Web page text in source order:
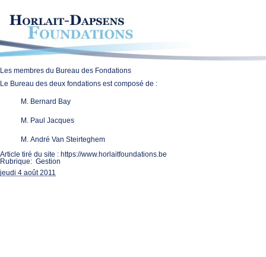
Les membres du Bureau des Fondations
Le Bureau des deux fondations est composé de :
M. Bernard Bay
M. Paul Jacques
M. André Van Steirteghem
Article tiré du site : https://www.horlaitfoundations.be
Rubrique: Gestion
jeudi 4 août 2011